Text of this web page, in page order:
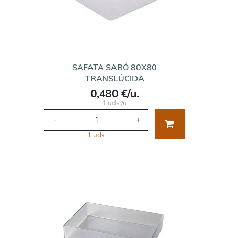
SAFATA SABÓ 80X80
TRANSLÚCIDA
0,480 €/u.
1 uds./u
- +
1 uds.